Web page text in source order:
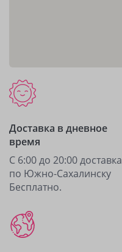
Доставка в дневное
время
С 6:00 до 20:00 доставка
по Южно-Сахалинску
Бесплатно.